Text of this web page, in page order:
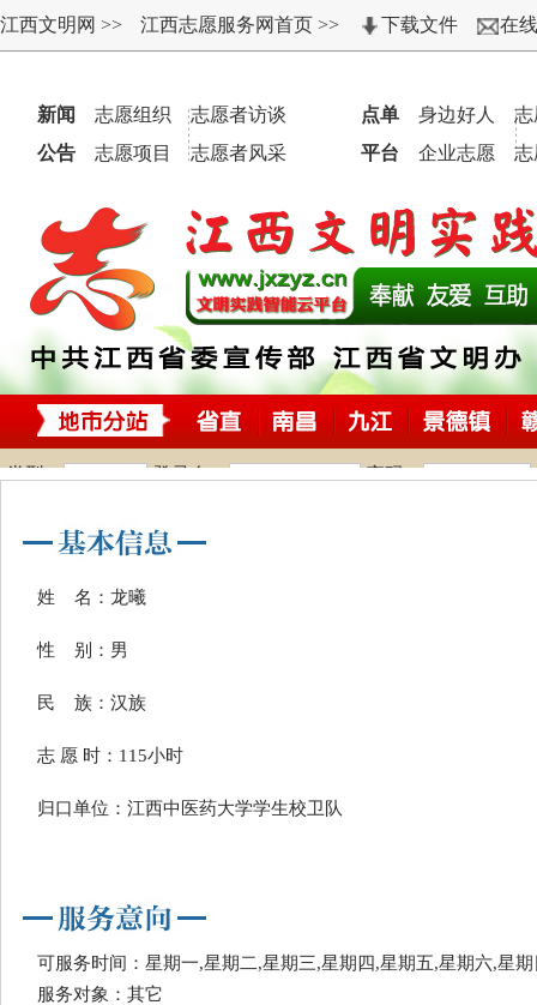
姓 名：龙曦
性 别：男
民 族：汉族
志 愿 时：115小时
归口单位：江西中医药大学学生校卫队
可服务时间：星期一,星期二,星期三,星期四,星期五,星期六,星期
服务对象：其它